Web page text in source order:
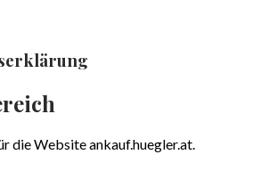
die Website ankauf.huegler.at.